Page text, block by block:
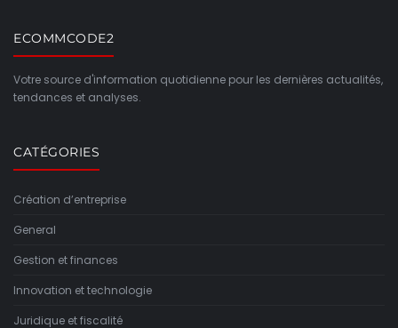
ECOMMCODE2
Votre source d'information quotidienne pour les dernières actualités,
tendances et analyses.
CATÉGORIES
Création d’entreprise
General
Gestion et finances
Innovation et technologie
Juridique et fiscalité